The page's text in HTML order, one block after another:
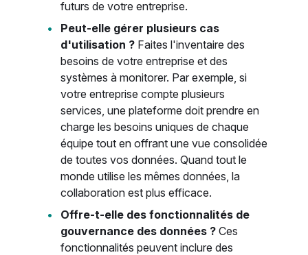
futurs de votre entreprise.
Peut-elle gérer plusieurs cas
d'utilisation ? Faites l'inventaire des
besoins de votre entreprise et des
systèmes à monitorer. Par exemple, si
votre entreprise compte plusieurs
services, une plateforme doit prendre en
charge les besoins uniques de chaque
équipe tout en offrant une vue consolidée
de toutes vos données. Quand tout le
monde utilise les mêmes données, la
collaboration est plus efficace.
Offre-t-elle des fonctionnalités de
gouvernance des données ?Ces
fonctionnalités peuvent inclure des